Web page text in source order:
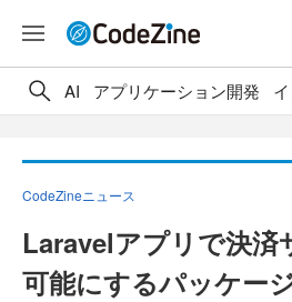
AI アプリケーション開発
CodeZineニュース
Laravelアプリで決済
可能にするパッケー